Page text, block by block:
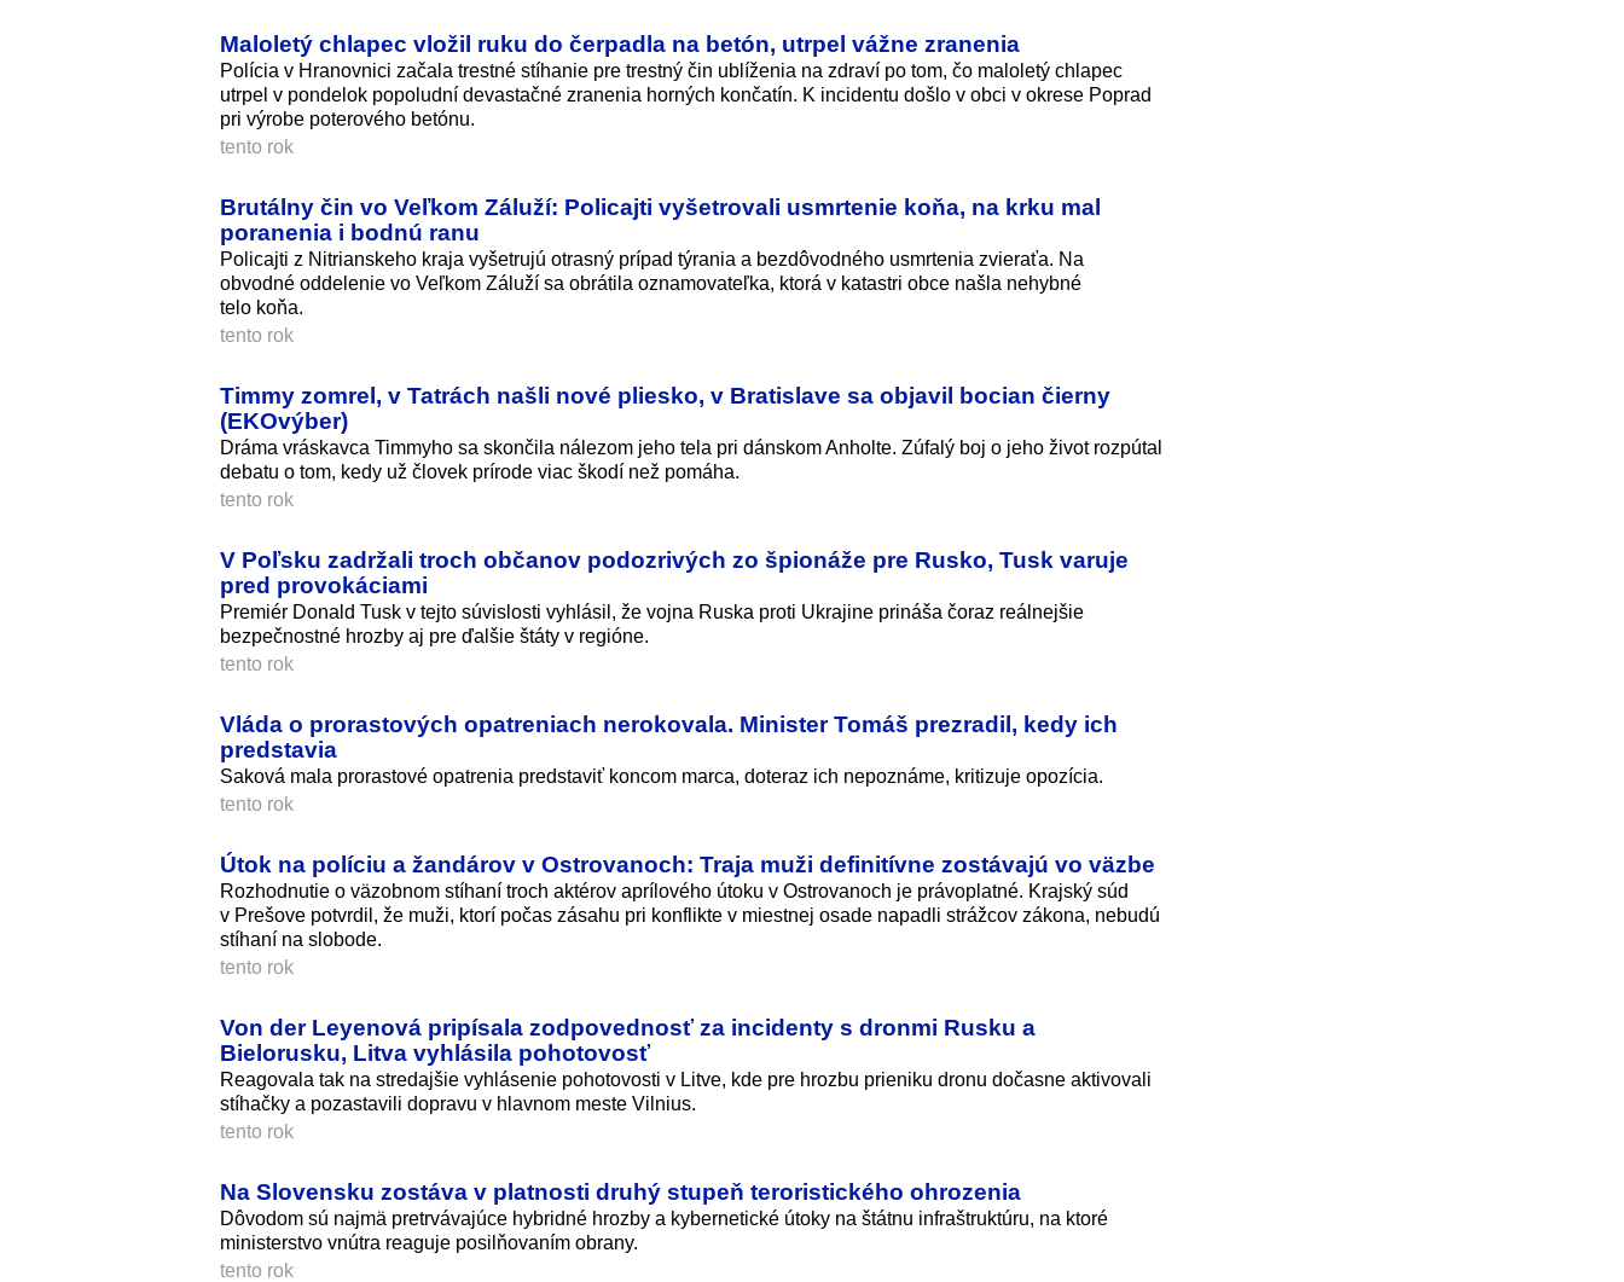
Maloletý chlapec vložil ruku do čerpadla na betón, utrpel vážne zranenia
Polícia v Hranovnici začala trestné stíhanie pre trestný čin ublíženia na zdraví po tom, čo maloletý chlapec
utrpel v pondelok popoludní devastačné zranenia horných končatín. K incidentu došlo v obci v okrese Poprad
pri výrobe poterového betónu.
tento rok
Brutálny čin vo Veľkom Záluží: Policajti vyšetrovali usmrtenie koňa, na krku mal
poranenia i bodnú ranu
Policajti z Nitrianskeho kraja vyšetrujú otrasný prípad týrania a bezdôvodného usmrtenia zvieraťa. Na
obvodné oddelenie vo Veľkom Záluží sa obrátila oznamovateľka, ktorá v katastri obce našla nehybné
telo koňa.
tento rok
Timmy zomrel, v Tatrách našli nové pliesko, v Bratislave sa objavil bocian čierny
(EKOvýber)
Dráma vráskavca Timmyho sa skončila nálezom jeho tela pri dánskom Anholte. Zúfalý boj o jeho život rozpútal
debatu o tom, kedy už človek prírode viac škodí než pomáha.
tento rok
V Poľsku zadržali troch občanov podozrivých zo špionáže pre Rusko, Tusk varuje
pred provokáciami
Premiér Donald Tusk v tejto súvislosti vyhlásil, že vojna Ruska proti Ukrajine prináša čoraz reálnejšie
bezpečnostné hrozby aj pre ďalšie štáty v regióne.
tento rok
Vláda o prorastových opatreniach nerokovala. Minister Tomáš prezradil, kedy ich
predstavia
Saková mala prorastové opatrenia predstaviť koncom marca, doteraz ich nepoznáme, kritizuje opozícia.
tento rok
Útok na políciu a žandárov v Ostrovanoch: Traja muži definitívne zostávajú vo väzbe
Rozhodnutie o väzobnom stíhaní troch aktérov aprílového útoku v Ostrovanoch je právoplatné. Krajský súd
v Prešove potvrdil, že muži, ktorí počas zásahu pri konflikte v miestnej osade napadli strážcov zákona, nebudú
stíhaní na slobode.
tento rok
Von der Leyenová pripísala zodpovednosť za incidenty s dronmi Rusku a
Bielorusku, Litva vyhlásila pohotovosť
Reagovala tak na stredajšie vyhlásenie pohotovosti v Litve, kde pre hrozbu prieniku dronu dočasne aktivovali
stíhačky a pozastavili dopravu v hlavnom meste Vilnius.
tento rok
Na Slovensku zostáva v platnosti druhý stupeň teroristického ohrozenia
Dôvodom sú najmä pretrvávajúce hybridné hrozby a kybernetické útoky na štátnu infraštruktúru, na ktoré
ministerstvo vnútra reaguje posilňovaním obrany.
tento rok